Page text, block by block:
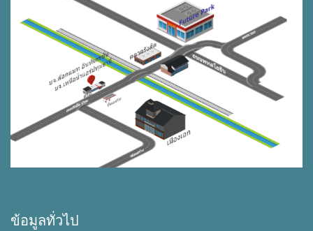
ข้อมูลทั่วไป